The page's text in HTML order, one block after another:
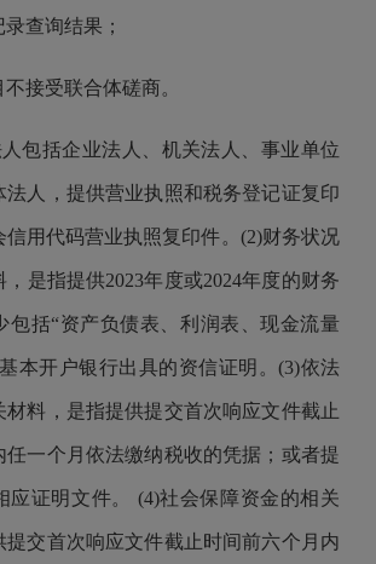
查询结果；
接受联合体磋商。
括企业法人、机关法人、事业单位
法人，提供营业执照和税务登记证复印
用代码营业执照复印件。(2)财务状况
是指提供2023年度或2024年度的财务
包括“资产负债表、利润表、现金流量
本开户银行出具的资信证明。(3)依法
材料，是指提供提交首次响应文件截止
任一个月依法缴纳税收的凭据；或者提
应证明文件。 (4)社会保障资金的相关
提交首次响应文件截止时间前六个月内